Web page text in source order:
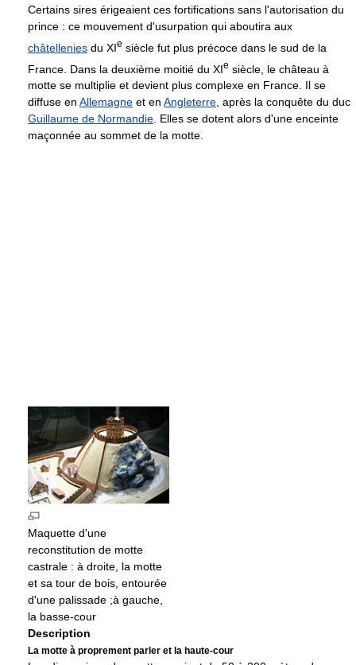
Certains sires érigeaient ces fortifications sans l'autorisation du
prince : ce mouvement d'usurpation qui aboutira aux
châtellenies du XIe siècle fut plus précoce dans le sud de la
France. Dans la deuxième moitié du XIe siècle, le château à
motte se multiplie et devient plus complexe en France. Il se
diffuse en Allemagne et en Angleterre, après la conquête du duc
Guillaume de Normandie. Elles se dotent alors d'une enceinte
maçonnée au sommet de la motte.
Maquette d'une
reconstitution de motte
castrale : à droite, la motte
et sa tour de bois, entourée
d'une palissade ;à gauche,
la basse-cour
Description
La motte à proprement parler et la haute-cour